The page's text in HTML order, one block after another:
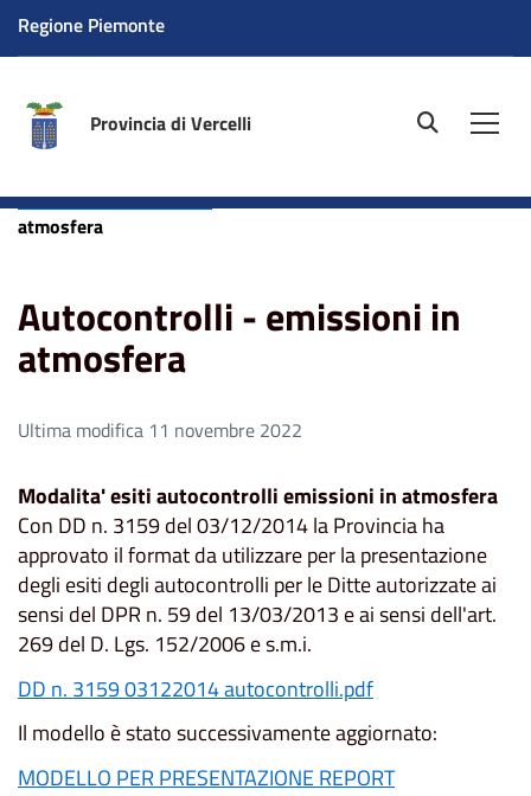
Regione Piemonte
Provincia di Vercelli site.searc
emissioni in atmosfera
Autocontrolli - emissioni in
atmosfera
Autocontrolli - emissioni in
atmosfera
Ultima modifica 11 novembre 2022
Modalita' esiti autocontrolli emissioni in atmosfera
Con DD n. 3159 del 03/12/2014 la Provincia ha
approvato il format da utilizzare per la presentazione
degli esiti degli autocontrolli per le Ditte autorizzate ai
sensi del DPR n. 59 del 13/03/2013 e ai sensi dell'art.
269 del D. Lgs. 152/2006 e s.m.i.
DD n. 3159 03122014 autocontrolli.pdf
Il modello è stato successivamente aggiornato:
MODELLO PER PRESENTAZIONE REPORT